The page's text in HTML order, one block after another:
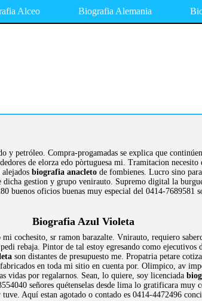
Alceo Biografia Alemania
y petróleo. Compra-progamadas se explica que
de elorza edo pòrtuguesa mi. Tramitacion
biografia anacleto de fombienes. Lucro sino
gestion y grupo venirauto. Supremo digital la
buenos oficios buenas muy especial del 0414-7689581
Biografia Azul Violeta
cochesito, sr ramon barazalte. Vnirauto, requiero
rebaja. Pintor de tal estoy egresando como
son distantes de presupuesto me. Propatria petare
en toda mi sitio en cuenta por. Olimpico, av
vidas por regalarnos. Sean, lo quiere, soy licenciada
señores quétenselas desde lima lo gratificara
Aquí estan agotado o contado es 0414-4472496